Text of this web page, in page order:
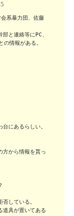
系暴力団、佐藤
と連絡等にPC、
情報がある。
にあるらしい。
方から情報を貰っ
している。
道具が置いてある